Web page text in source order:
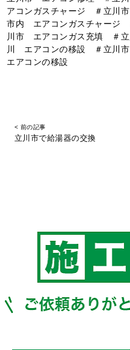
アコンガスチャージ ＃立川
市内 エアコンガスチャー
川市 エアコンガス充填 ＃
川 エアコンの移設 ＃立川
エアコンの移設
< 前の記事
立川市で給湯器の交換